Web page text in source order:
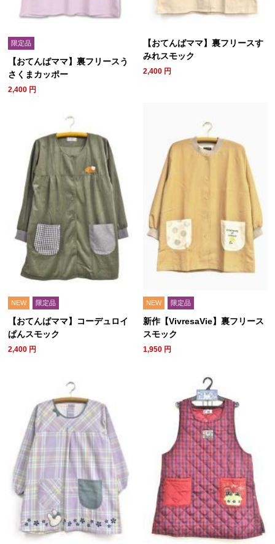
限定品
【おてんばママ】裏フリースう
さくまカッポー
2,400 円
【おてんばママ】裏フリースす
みれスモック
2,400 円
NEW 限定品
【おてんばママ】コーデュロイ
ぱんスモック
2,400 円
NEW 限定品
新作【VivresaVie】裏フリース
スモック
1,950 円